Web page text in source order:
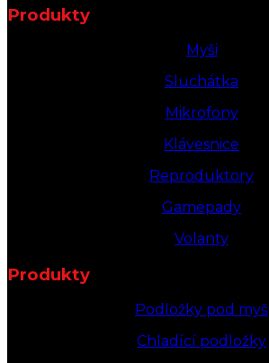
Produkty
Myši
Sluchátka
Mikrofony
Klávesnice
Reproduktory
Gamepady
Volanty
Produkty
Podložky pod myš
Chladící podložky